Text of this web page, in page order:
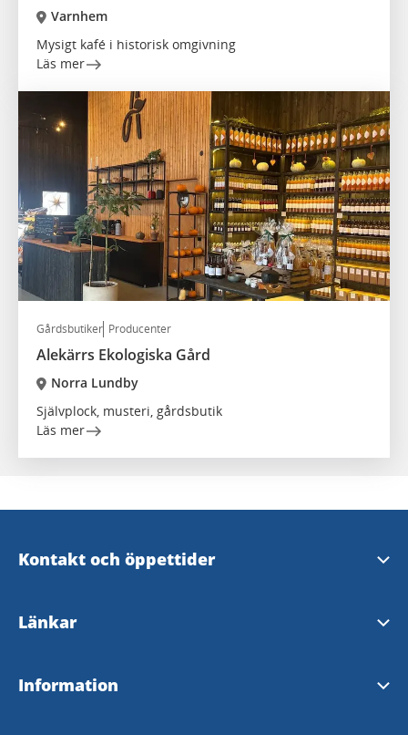
Varnhem
Mysigt kafé i historisk omgivning
Läs mer
Gårdsbutiker Producenter
Alekärrs Ekologiska Gård
Norra Lundby
Självplock, musteri, gårdsbutik
Läs mer
Kontakt och öppettider
Skara Kontaktcenter
Länkar
Skara kommun
Information